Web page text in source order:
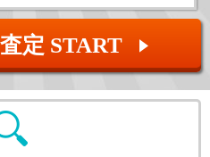
定 START ▲